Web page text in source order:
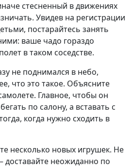
стесненный в движениях
Увидев на регистрации
постарайтесь занять
ваше чадо гораздо
в таком соседстве.
не поднимался в небо,
что это такое. Объясните
Главное, чтобы он
по салону, а вставать с
когда нужно сходить в
несколько новых игрушек. Не
доставайте неожиданно по